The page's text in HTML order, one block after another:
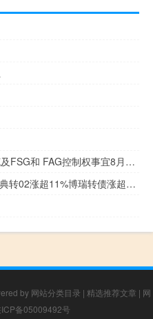
罗博特科：正筹划购买斐控泰克及FSG和 FAG控制权事宜8月14日起停牌
中证转债指数开盘上涨0.01%九典转02涨超11%博瑞转债涨超2%商络转债跌超3%
by 网站分类目录 | 精选推荐文章 | 网
ICP备05009492号